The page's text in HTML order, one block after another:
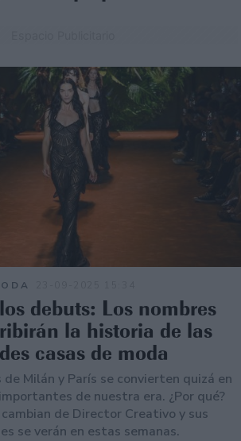
debuts: Los nombres
la historia de las
casas de moda
de Milán y París se convierten quizá en
de nuestra era. ¿Por qué?
cambian de Director Creativo y sus
se verán en estas semanas.